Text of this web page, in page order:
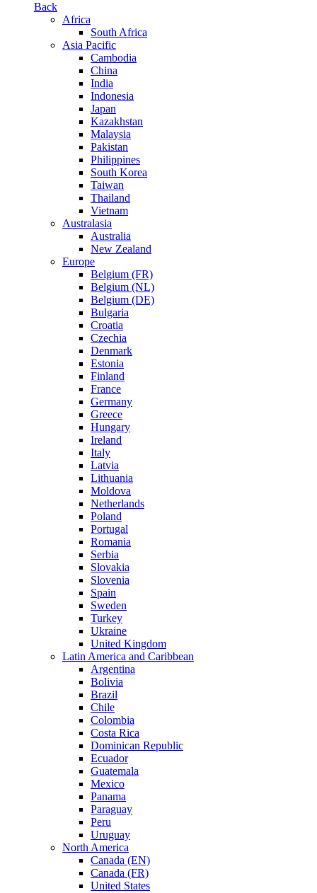
Back
Africa
South Africa
Asia Pacific
Cambodia
China
India
Indonesia
Japan
Kazakhstan
Malaysia
Pakistan
Philippines
South Korea
Taiwan
Thailand
Vietnam
Australasia
Australia
New Zealand
Europe
Belgium (FR)
Belgium (NL)
Belgium (DE)
Bulgaria
Croatia
Czechia
Denmark
Estonia
Finland
France
Germany
Greece
Hungary
Ireland
Italy
Latvia
Lithuania
Moldova
Netherlands
Poland
Portugal
Romania
Serbia
Slovakia
Slovenia
Spain
Sweden
Turkey
Ukraine
United Kingdom
Latin America and Caribbean
Argentina
Bolivia
Brazil
Chile
Colombia
Costa Rica
Dominican Republic
Ecuador
Guatemala
Mexico
Panama
Paraguay
Peru
Uruguay
North America
Canada (EN)
Canada (FR)
United States